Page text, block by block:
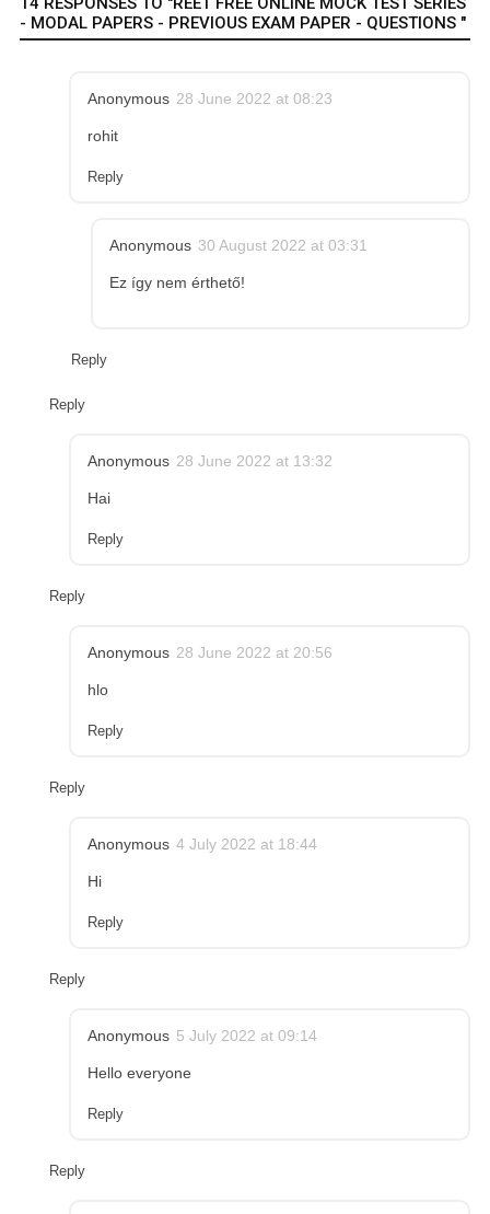
- MODAL PAPERS - PREVIOUS EXAM PAPER - QUESTIONS "
Anonymous 28 June 2022 at 08:23
rohit
Reply
Anonymous 30 August 2022 at 03:31
Ez így nem érthető!
Reply
Reply
Anonymous 28 June 2022 at 13:32
Hai
Reply
Reply
Anonymous 28 June 2022 at 20:56
hlo
Reply
Reply
Anonymous 4 July 2022 at 18:44
Hi
Reply
Reply
Anonymous 5 July 2022 at 09:14
Hello everyone
Reply
Reply